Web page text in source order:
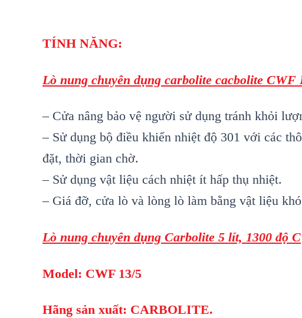
TÍNH NĂNG:
Lò nung chuyên dụng carbolite cacbolite CWF
– Cửa nâng bảo vệ người sử dụng tránh khỏi
– Sử dụng bộ điều khiển nhiệt độ 301 với các
đặt, thời gian chờ.
– Sử dụng vật liệu cách nhiệt ít hấp thụ nhiệt.
– Giá đỡ, cửa lò và lòng lò làm bằng vật liệu
Lò nung chuyên dụng Carbolite 5 lít, 1300 độ C
Model: CWF 13/5
Hãng sản xuất: CARBOLITE.